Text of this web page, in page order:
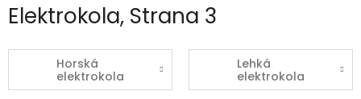
Elektrokola, Strana 3
Horská
elektrokola
Lehká
elektrokola